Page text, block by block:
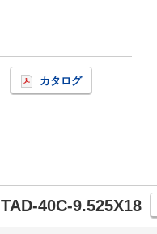
カタログ
TAD-40C-9.525X18